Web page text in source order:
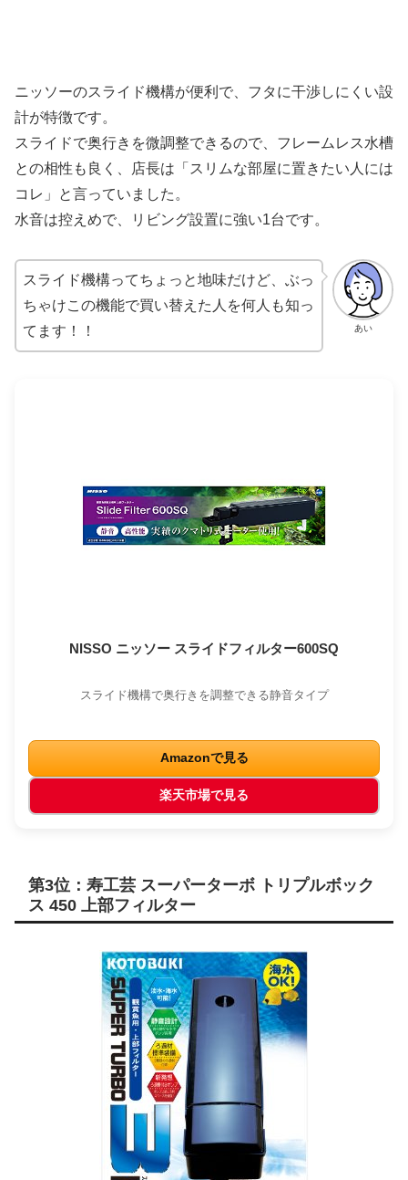
ニッソーのスライド機構が便利で、フタに干渉しにくい設
計が特徴です。
スライドで奥行きを微調整できるので、フレームレス水槽
との相性も良く、店長は「スリムな部屋に置きたい人には
コレ」と言っていました。
水音は控えめで、リビング設置に強い1台です。
あい
スライド機構ってちょっと地味だけど、ぶっ
ちゃけこの機能で買い替えた人を何人も知っ
てます！！
NISSO ニッソー スライドフィルター600SQ
スライド機構で奥行きを調整できる静音タイプ
Amazonで見る
楽天市場で見る
第3位：寿工芸 スーパーターボ トリプルボック
ス 450 上部フィルター